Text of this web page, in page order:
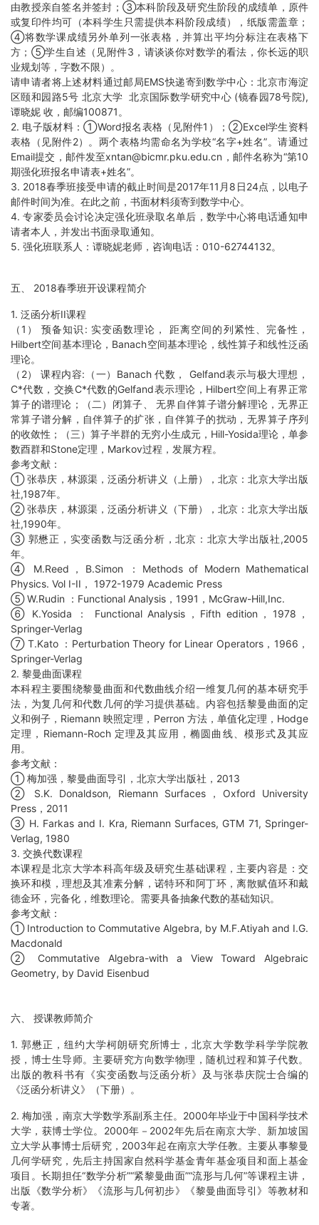
由教授亲自签名并签封；③本科阶段及研究生阶段的成绩单，原件
或复印件均可（本科学生只需提供本科阶段成绩），纸版需盖章；
④将数学课成绩另外单列一张表格，并算出平均分标注在表格下
方；⑤学生自述（见附件3，请谈谈你对数学的看法，你长远的职
业规划等，字数不限）。
请申请者将上述材料通过邮局EMS快递寄到数学中心：北京市海淀
区颐和园路5号 北京大学 北京国际数学研究中心 (镜春园78号院),
谭晓妮 收，邮编100871。
2. 电子版材料：①Word报名表格（见附件1）；②Excel学生资料
表格（见附件2）。两个表格均需命名为学校“名字+姓名”。请通过
Email提交，邮件发至xntan@bicmr.pku.edu.cn，邮件名称为“第10
期强化班报名申请表+姓名”。
3. 2018春季班接受申请的截止时间是2017年11月8日24点，以电子
邮件时间为准。在此之前，书面材料须寄到数学中心。
4. 专家委员会讨论决定强化班录取名单后，数学中心将电话通知申
请者本人，并发出书面录取通知。
5. 强化班联系人：谭晓妮老师，咨询电话：010-62744132。
五、 2018春季班开设课程简介
1. 泛函分析II课程
（1） 预备知识: 实变函数理论， 距离空间的列紧性、完备性，
Hilbert空间基本理论，Banach空间基本理论，线性算子和线性泛函
理论。
（2） 课程内容:（一）Banach 代数， Gelfand表示与极大理想，
C*代数，交换C*代数的Gelfand表示理论，Hilbert空间上有界正常
算子的谱理论；（二）闭算子、 无界自伴算子谱分解理论，无界正
常算子谱分解，自伴算子的扩张，自伴算子的扰动，无界算子序列
的收敛性；（三）算子半群的无穷小生成元，Hill-Yosida理论，单参
数酉群和Stone定理，Markov过程，发展方程。
参考文献：
① 张恭庆，林源渠，泛函分析讲义（上册），北京：北京大学出版
社,1987年。
② 张恭庆，林源渠，泛函分析讲义（下册），北京：北京大学出版
社,1990年。
③ 郭懋正，实变函数与泛函分析，北京：北京大学出版社,2005
年。
④ M.Reed，B.Simon ：Methods of Modern Mathematical
Physics. Vol I-II， 1972-1979 Academic Press
⑤ W.Rudin ：Functional Analysis，1991，McGraw-Hill,Inc.
⑥ K.Yosida ： Functional Analysis，Fifth edition，1978，
Springer-Verlag
⑦ T.Kato ：Perturbation Theory for Linear Operators，1966，
Springer-Verlag
2. 黎曼曲面课程
本科程主要围绕黎曼曲面和代数曲线介绍一维复几何的基本研究手
法，为复几何和代数几何的学习提供基础。内容包括黎曼曲面的定
义和例子，Riemann 映照定理，Perron 方法，单值化定理，Hodge
定理，Riemann-Roch 定理及其应用，椭圆曲线、模形式及其应
用。
参考文献：
① 梅加强，黎曼曲面导引，北京大学出版社，2013
② S.K. Donaldson, Riemann Surfaces，Oxford University
Press，2011
③ H. Farkas and I. Kra, Riemann Surfaces, GTM 71, Springer-
Verlag, 1980
3. 交换代数课程
本课程是北京大学本科高年级及研究生基础课程，主要内容是：交
换环和模，理想及其准素分解，诺特环和阿丁环，离散赋值环和戴
德金环，完备化，维数理论。需要具备抽象代数的基础知识。
参考文献：
① Introduction to Commutative Algebra, by M.F.Atiyah and I.G.
Macdonald
② Commutative Algebra-with a View Toward Algebraic
Geometry, by David Eisenbud
六、 授课教师简介
1. 郭懋正，纽约大学柯朗研究所博士，北京大学数学科学学院教
授，博士生导师。主要研究方向数学物理，随机过程和算子代数。
出版的教科书有《实变函数与泛函分析》及与张恭庆院士合编的
《泛函分析讲义》（下册）。
2. 梅加强，南京大学数学系副系主任。2000年毕业于中国科学技术
大学，获博士学位。2000年－2002年先后在南京大学、新加坡国
立大学从事博士后研究，2003年起在南京大学任教。主要从事黎曼
几何学研究，先后主持国家自然科学基金青年基金项目和面上基金
项目。长期担任“数学分析”“紧黎曼曲面”“流形与几何”等课程主讲，
出版《数学分析》《流形与几何初步》《黎曼曲面导引》等教材和
专著。